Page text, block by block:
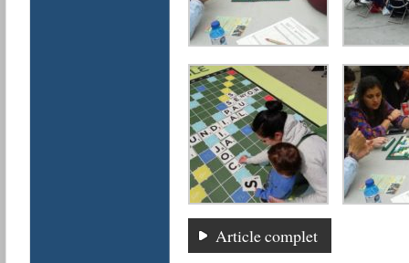
Article complet